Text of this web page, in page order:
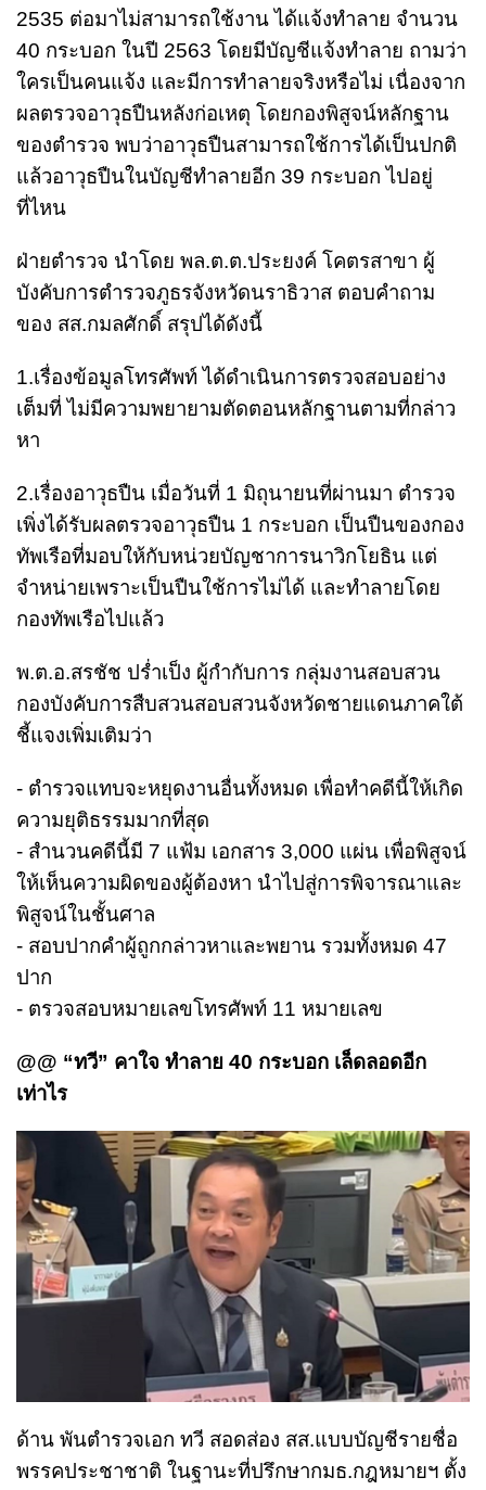
2535 ต่อมาไม่สามารถใช้งาน ได้แจ้งทำลาย จำนวน
40 กระบอก ในปี 2563 โดยมีบัญชีแจ้งทำลาย ถามว่า
ใครเป็นคนแจ้ง และมีการทำลายจริงหรือไม่ เนื่องจาก
ผลตรวจอาวุธปืนหลังก่อเหตุ โดยกองพิสูจน์หลักฐาน
ของตำรวจ พบว่าอาวุธปืนสามารถใช้การได้เป็นปกติ
แล้วอาวุธปืนในบัญชีทำลายอีก 39 กระบอก ไปอยู่
ที่ไหน
ฝ่ายตำรวจ นำโดย พล.ต.ต.ประยงค์ โคตรสาขา ผู้
บังคับการตำรวจภูธรจังหวัดนราธิวาส ตอบคำถาม
ของ สส.กมลศักดิ์ สรุปได้ดังนี้
1.เรื่องข้อมูลโทรศัพท์ ได้ดำเนินการตรวจสอบอย่าง
เต็มที่ ไม่มีความพยายามตัดตอนหลักฐานตามที่กล่าว
หา
2.เรื่องอาวุธปืน เมื่อวันที่ 1 มิถุนายนที่ผ่านมา ตำรวจ
เพิ่งได้รับผลตรวจอาวุธปืน 1 กระบอก เป็นปืนของกอง
ทัพเรือที่มอบให้กับหน่วยบัญชาการนาวิกโยธิน แต่
จำหน่ายเพราะเป็นปืนใช้การไม่ได้ และทำลายโดย
กองทัพเรือไปแล้ว
พ.ต.อ.สรชัช ปร่ำเป็ง ผู้กำกับการ กลุ่มงานสอบสวน
กองบังคับการสืบสวนสอบสวนจังหวัดชายแดนภาคใต้
ชี้แจงเพิ่มเติมว่า
- ตำรวจแทบจะหยุดงานอื่นทั้งหมด เพื่อทำคดีนี้ให้เกิด
ความยุติธรรมมากที่สุด
- สำนวนคดีนี้มี 7 แฟ้ม เอกสาร 3,000 แผ่น เพื่อพิสูจน์
ให้เห็นความผิดของผู้ต้องหา นำไปสู่การพิจารณาและ
พิสูจน์ในชั้นศาล
- สอบปากคำผู้ถูกกล่าวหาและพยาน รวมทั้งหมด 47
ปาก
- ตรวจสอบหมายเลขโทรศัพท์ 11 หมายเลข
@@ “ทวี” คาใจ ทำลาย 40 กระบอก เล็ดลอดอีก
เท่าไร
ด้าน พันตำรวจเอก ทวี สอดส่อง สส.แบบบัญชีรายชื่อ
พรรคประชาชาติ ในฐานะที่ปรึกษากมธ.กฎหมายฯ ตั้ง